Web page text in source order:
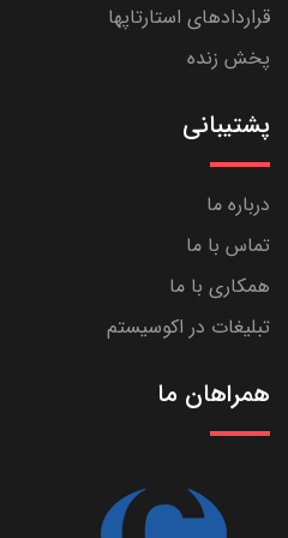
قراردادهای استارتاپها
پخش زنده
پشتیبانی
درباره ما
تماس با ما
همکاری با ما
تبلیغات در اکوسیستم
همراهان ما